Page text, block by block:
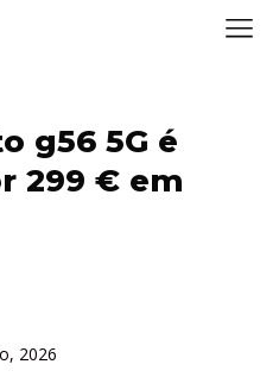
g56 5G é
299 € em
2026